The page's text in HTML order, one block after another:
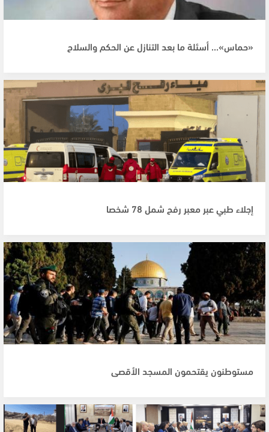
«حماس»... أسئلة ما بعد التنازل عن الحكم والسلاح
إجلاء طبي عبر معبر رفح شمل 78 شخصا
مستوطنون يقتحمون المسجد الأقصى